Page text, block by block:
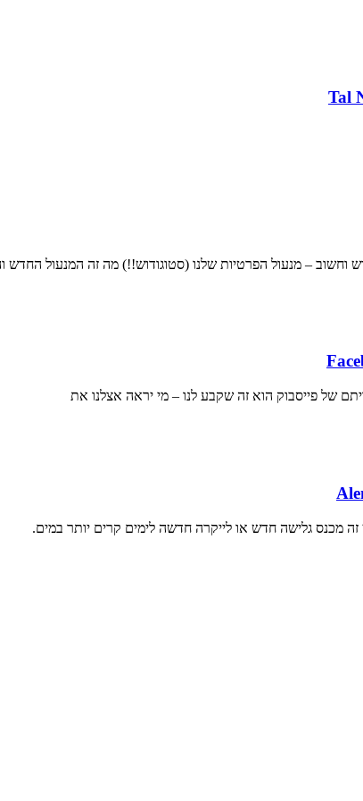
וחשוב – מנעול הפרטיות שלנו (סטוגודוש!!) מה זה המנעול החדש
של פייסבוק הוא זה שקבע לנו – מי יראה אצלנו את